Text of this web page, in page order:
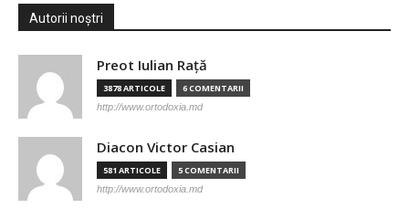
Autorii noștri
Preot Iulian Raţă
3878 ARTICOLE 6 COMENTARII
http://www.ortodoxia.md
Diacon Victor Casian
581 ARTICOLE 5 COMENTARII
http://www.ortodoxia.md